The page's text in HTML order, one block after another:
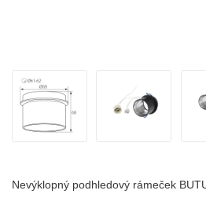
Nevýklopný podhledový rámeček